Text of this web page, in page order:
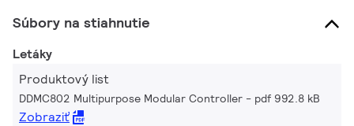
Súbory na stiahnutie
Letáky
Produktový list
DDMC802 Multipurpose Modular Controller pdf 992.8 kB
Zobraziť